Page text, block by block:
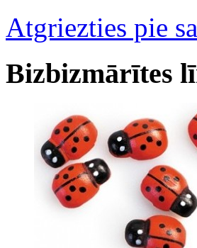
Atgriezties pie
Bizbizmārītes